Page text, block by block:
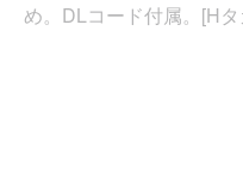
め。DLコード付属。[H